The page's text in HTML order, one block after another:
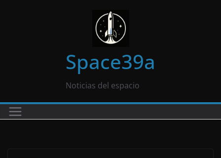
Space39a
Noticias del espacio